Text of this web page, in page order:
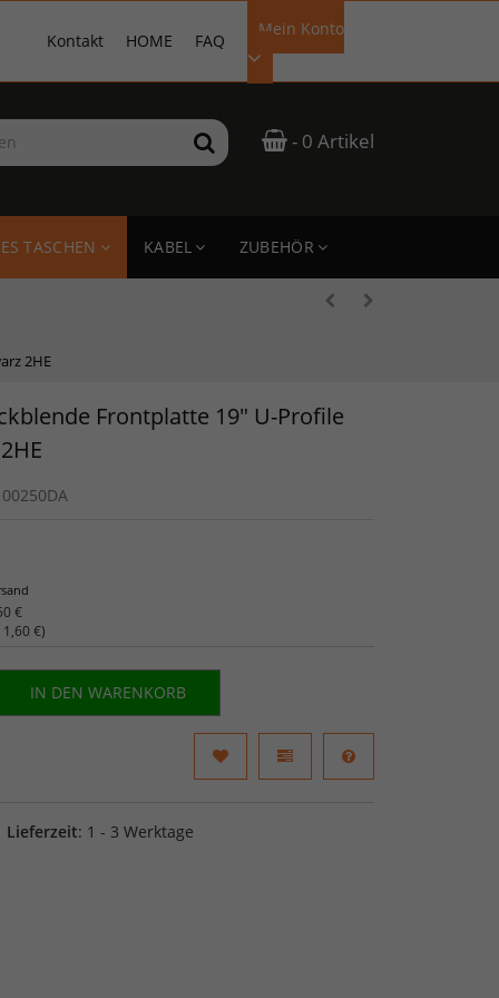
Mein Konto
EMAIL-ADRESSE
ANMELDEN
FAQ
HOME
Kontakt
- 0 Artikel
TASCHEN KABEL ZUBEHÖR
2HE
Frontplatte 19" U-Profile
€
1,60 €)
IN DEN WARENKORB
Lieferzeit: 1 - 3 Werktage